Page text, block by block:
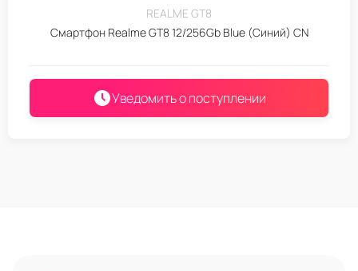
REALME GT8
Смартфон Realme GT8 12/256Gb Blue (Синий) CN
Уведомить о поступлении